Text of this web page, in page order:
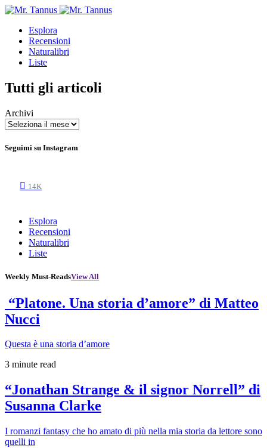
Esplora
Recensioni
Naturalibri
Liste
Tutti gli articoli
Archivi
Seguimi su Instagram
14K
Esplora
Recensioni
Naturalibri
Liste
Weekly Must-ReadsView All
“Platone. Una storia d’amore” di Matteo
Nucci
Questa è una storia d’amore
3 minute read
“Jonathan Strange & il signor Norrell” di
Susanna Clarke
I romanzi fantasy che ho amato di più nella mia storia da lettore sono
quelli in